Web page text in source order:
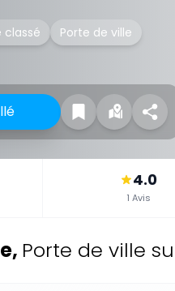
classé Porte de ville
4.0
1 Avis
, Porte de ville